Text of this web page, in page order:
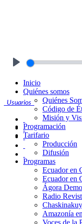
Usuarios
Inicio
Quiénes somos
Quiénes
Código de
Misión y
Programación
Tarifario
Producción
Difusión
Programas
Ecuador en
Ecuador en
Ágora
Radio
Chaskinakuy
Amazonía
Voces de la